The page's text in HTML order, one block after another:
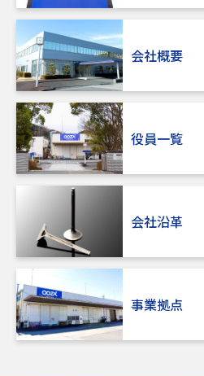
会社概要
役員一覧
会社沿革
事業拠点